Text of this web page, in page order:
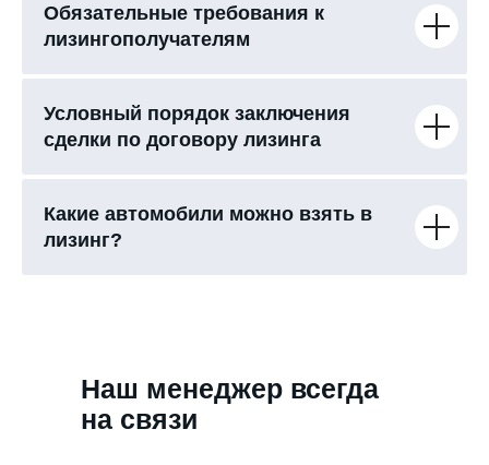
Обязательные требования к
лизингополучателям
Условный порядок заключения
сделки по договору лизинга
Какие автомобили можно взять в
лизинг?
Наш менеджер всегда
на связи